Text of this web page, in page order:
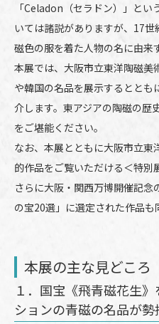
「Celadon（セラドン）」と
いては諸説がありますが、17
磁色の服を着た人物の名に由来
本展では、大阪市立東洋陶磁美
や韓国の名品を展示するとと
介します。東アジアの陶磁の歴
をご堪能ください。
なお、本展とともに大阪市立東
的作品をご覧いただける＜特別
さらに大阪・関西万博開催記
の宝20選」に選定された作品も
本展の主な見どころ
１．国宝《飛青磁花生
ションの青磁の名品が勢